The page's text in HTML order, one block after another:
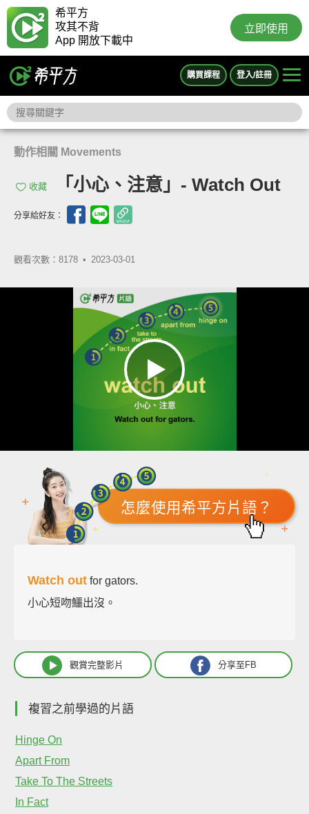
希平方
攻其不背
App 開放下載中
立即使用
購買課程 登入/註冊
動作相關 Movements
收藏 「小心、注意」- Watch Out
分享給好友：
觀看次數：8178 • 2023-03-01
怎麼使用希平方片語？
Watch out for gators.
小心短吻鱷出沒。
觀賞完整影片 分享至FB
複習之前學過的片語
Hinge On
Apart From
Take To The Streets
In Fact